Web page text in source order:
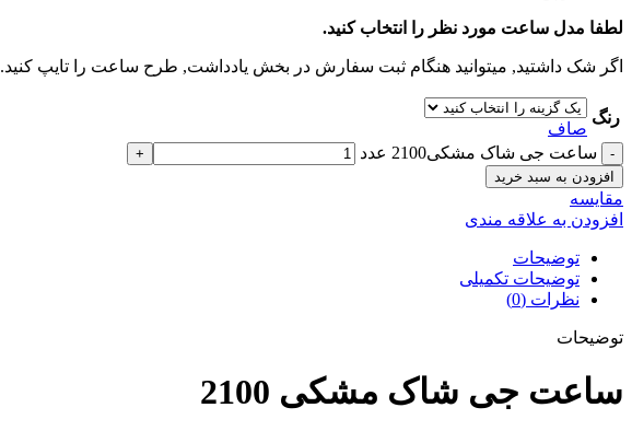
لطفا مدل ساعت مورد نظر را انتخاب کنید.
اگر شک داشتید, میتوانید هنگام ثبت سفارش در بخش یادداشت, طرح ساعت را تایپ کنید.
رنگ
صاف
ساعت جی شاک مشکی2100 عدد
افزودن به سبد خرید
مقايسه
افزودن به علاقه مندی
توضیحات
توضیحات تکمیلی
نظرات (0)
توضیحات
ساعت جی شاک مشکی 2100